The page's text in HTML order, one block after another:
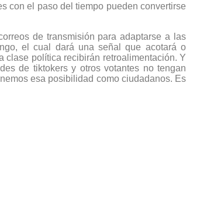
con el paso del tiempo pueden convertirse
de transmisión para adaptarse a las
el cual dará una señal que acotará o
clase política recibirán retroalimentación. Y
de tiktokers y otros votantes no tengan
esa posibilidad como ciudadanos. Es